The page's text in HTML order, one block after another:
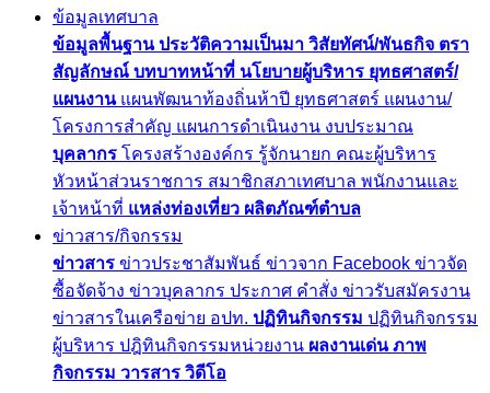
ข้อมูลเทศบาล
ข้อมูลพื้นฐานประวัติความเป็นมา วิสัยทัศน์/พันธกิจ ตรา
สัญลักษณ์ บทบาทหน้าที่ นโยบายผู้บริหาร ยุทธศาสตร์/
แผนงาน แผนพัฒนาท้องถิ่นห้าปี ยุทธศาสตร์ แผนงาน/
โครงการสำคัญ แผนการดำเนินงาน งบประมาณ
บุคลากร โครงสร้างองค์กร รู้จักนายก คณะผู้บริหาร
หัวหน้าส่วนราชการ สมาชิกสภาเทศบาล พนักงานและ
เจ้าหน้าที่ แหล่งท่องเที่ยว ผลิตภัณฑ์ตำบล
ข่าวสาร/กิจกรรม
ข่าวสาร ข่าวประชาสัมพันธ์ ข่าวจาก Facebook ข่าวจัด
ซื้อจัดจ้าง ข่าวบุคลากร ประกาศ คำสั่ง ข่าวรับสมัครงาน
ข่าวสารในเครือข่าย อปท. ปฏิทินกิจกรรม ปฏิทินกิจกรรม
ผู้บริหาร ปฎิทินกิจกรรมหน่วยงาน ผลงานเด่นภาพ
กิจกรรม วารสาร วิดีโอ